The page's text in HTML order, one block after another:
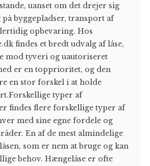
uanset om det drejer sig
byggepladser, transport af
opbevaring. Hos
findes et bredt udvalg af låse,
mod tyveri og uautoriseret
er en topprioritet, og den
en stor forskel i at holde
typer af
findes flere forskellige typer af
med sine egne fordele og
En af de mest almindelige
som er nem at bruge og kan
behov. Hængelåse er ofte